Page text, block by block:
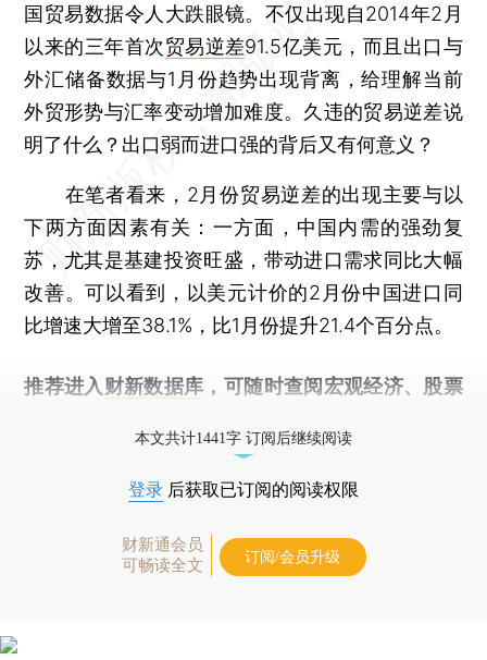
国贸易数据令人大跌眼镜。不仅出现自2014年2月
以来的三年首次贸易逆差91.5亿美元，而且出口与
外汇储备数据与1月份趋势出现背离，给理解当前
外贸形势与汇率变动增加难度。久违的贸易逆差说
明了什么？出口弱而进口强的背后又有何意义？
在笔者看来，2月份贸易逆差的出现主要与以
下两方面因素有关：一方面，中国内需的强劲复
苏，尤其是基建投资旺盛，带动进口需求同比大幅
改善。可以看到，以美元计价的2月份中国进口同
比增速大增至38.1%，比1月份提升21.4个百分点。
推荐进入 财新数据库 ，可随时查阅宏观经济、股票
本文共计1441字 订阅后继续阅读
登录 后获取已订阅的阅读权限
财新通会员
可畅读全文
订阅/会员升级